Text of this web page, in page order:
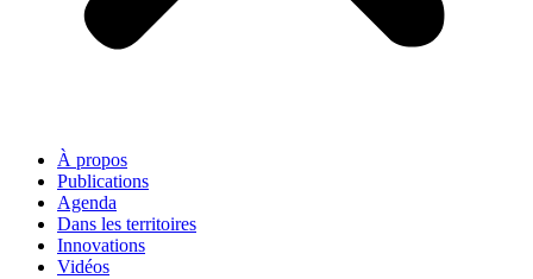
À propos
Publications
Agenda
Dans les territoires
Innovations
Vidéos